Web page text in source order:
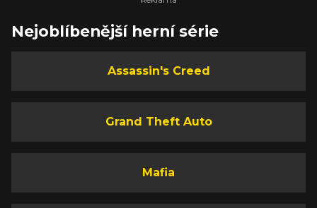
Nejoblíbenější herní série
Assassin's Creed
Grand Theft Auto
Mafia